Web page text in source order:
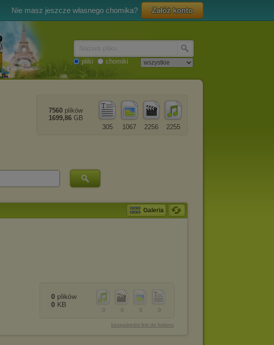
Nie masz jeszcze własnego chomika? Załóż konto
pliki chomiki
2255
2256
1067
305
7560 plików
1699,86 GB
Galeria
0
0
0
0
0 plików
0 KB
bezpośredni link do folderu